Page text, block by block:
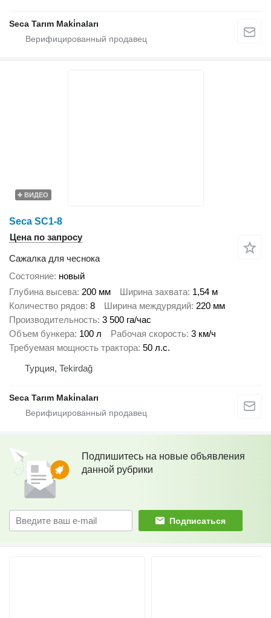
Seca Tarım Maki̇naları
ВИДЕО
Seca SC1-8
Цена по запросу
Сажалка для чеснока
Состояние новый
Глубина высева 200 мм Ширина захвата 1,54 м
Количество рядов 8 Ширина междурядий 220 мм
Производительность 3 500 га/час
Объем бункера 100 л Рабочая скорость 3 км/ч
Требуемая мощность трактора 50 л.с.
Турция, Tekirdağ
Seca Tarım Maki̇naları
Подпишитесь на новые объявления
данной рубрики
Подписаться